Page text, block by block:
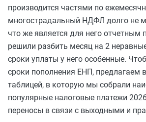
производится частями по
многострадальный НДФЛ долго не
что же является для него отчетным
решили разбить месяц на 2
сроки уплаты у него особенные.
сроки пополнения ЕНП, предлагаем
таблицей, в которую мы собрали
популярные налоговые платежи
переносы в связи с выходными и